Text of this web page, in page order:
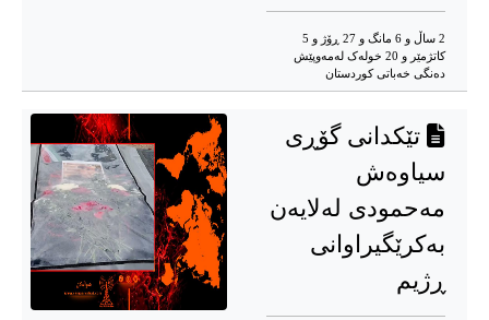
2 ساڵ و 6 مانگ و 27 ڕۆژ و 5
کاتژمێر و 20 خوله‌ک له‌مه‌وپێش‌
دەنگی خەباتی کوردستان
تێکدانی گۆڕی
سیاوەش
مەحمودی لەلایەن
بەکرێگیراوانی
ڕژیم